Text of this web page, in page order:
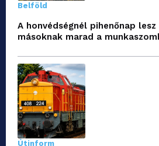
Belföld
A honvédségnél pihenőnap
másoknak marad a
Útinform